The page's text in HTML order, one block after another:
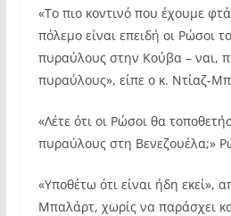
«Το πιο κοντινό που έχουμε
πόλεμο είναι επειδή οι Ρώσοι
πυραύλους στην Κούβα – ναι,
πυραύλους», είπε ο κ. Ντίαζ-
«Λέτε ότι οι Ρώσοι θα
πυραύλους στη Βενεζουέλα;»
«Υποθέτω ότι είναι ήδη εκεί»,
Μπαλάρτ, χωρίς να παράσχει